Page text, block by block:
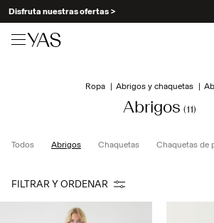
Disfruta nuestras ofertas >
Conjuntos
Ropa Abrigos y chaquetas
Abrigos (11)
Todos Abrigos Chaquetas Chaquetas de
FILTRAR Y ORDENAR